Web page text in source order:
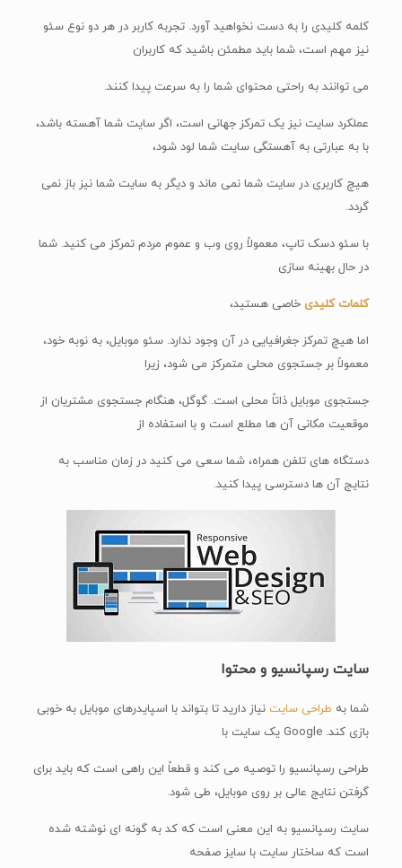
کلمه کلیدی را به دست نخواهید آورد. تجربه کاربر در هر دو نوع سئو
نیز مهم است، شما باید مطمئن باشید که کاربران
می توانند به راحتی محتوای شما را به سرعت پیدا کنند.
عملکرد سایت نیز یک تمرکز جهانی است، اگر سایت شما آهسته باشد،
با به عبارتی به آهستگی سایت شما لود شود،
هیچ کاربری در سایت شما نمی ماند و دیگر به سایت شما نیز باز نمی
گردد.
با سئو دسک تاپ، معمولاً روی وب و عموم مردم تمرکز می کنید. شما
در حال بهینه سازی
کلمات کلیدی خاصی هستید،
اما هیچ تمرکز جغرافیایی در آن وجود ندارد. سئو موبایل، به نوبه خود،
معمولاً بر جستجوی محلی متمرکز می شود، زیرا
جستجوی موبایل ذاتاً محلی است. گوگل، هنگام جستجوی مشتریان از
موقعیت مکانی آن ها مطلع است و با استفاده از
دستگاه های تلفن همراه، شما سعی می کنید در زمان مناسب به
نتایج آن ها دسترسی پیدا کنید.
سایت رسپانسیو و محتوا
شما به طراحی سایت نیاز دارید تا بتواند با اسپایدرهای موبایل به خوبی
بازی کند. Google یک سایت با
طراحی رسپانسیو را توصیه می کند و قطعاً این راهی است که باید برای
گرفتن نتایج عالی بر روی موبایل، طی شود.
سایت رسپانسیو به این معنی است که کد به گونه ای نوشته شده
است که ساختار سایت با سایز صفحه